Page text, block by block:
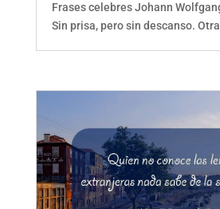
Frases celebres Johann
Sin prisa, pero sin descanso.